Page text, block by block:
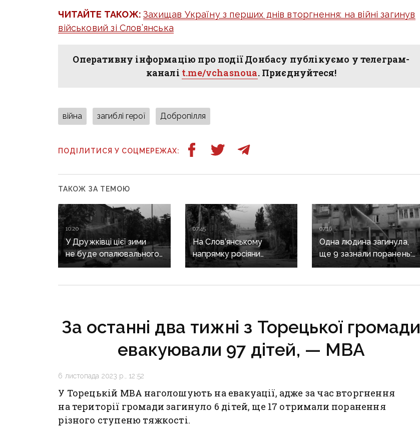
ЧИТАЙТЕ ТАКОЖ:Захищав Україну з перших днів вторгнення: на війні загинув
військовий зі Слов’янська
Оперативну інформацію про події Донбасу публікуємо у телеграм-
каналі t.me/vchasnoua. Приєднуйтеся!
війна загиблі герої Добропілля
ПОДІЛИТИСЯ У СОЦМЕРЕЖАХ:
ТАКОЖ ЗА ТЕМОЮ
10:20
У Дружківці цієї зими
не буде опалювального
сезону: фронт
07:45
На Слов’янському
напрямку росіяни
заходять в тил і
ділянки
07:16
Одна людина загинула,
ще 9 зазнали поранень:
воєнні злочини
За останні два тижні з Торецької громади
евакуювали 97 дітей, — МВА
6 листопада 2023 р., 12:52
У Торецькій МВА наголошують на евакуації, адже за час вторгнення
на території громади загинуло 6 дітей, ще 17 отримали поранення
різного ступеню тяжкості.